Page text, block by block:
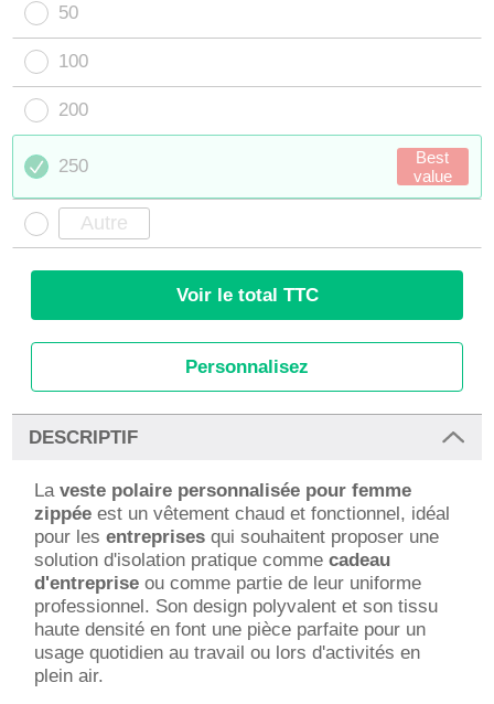
50
100
200
250
Best
value
Voir le total TTC
Personnalisez
DESCRIPTIF
Laveste polaire personnalisée pour femme
zippée est un vêtement chaud et fonctionnel, idéal
pour lesentreprises qui souhaitent proposer une
solution d'isolation pratique commecadeau
d'entreprise ou comme partie de leur uniforme
professionnel. Son design polyvalent et son tissu
haute densité en font une pièce parfaite pour un
usage quotidien au travail ou lors d'activités en
plein air.